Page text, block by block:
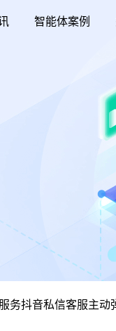
智能体案例
务抖音私信客服主动